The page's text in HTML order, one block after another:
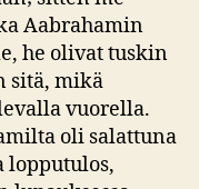
Aabrahamin
he olivat tuskin
sitä, mikä
vuorella.
oli salattuna
lopputulos,